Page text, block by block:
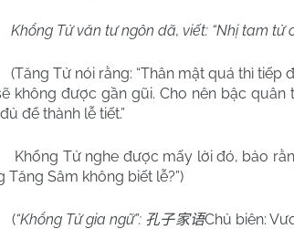
Khổng Tử văn tư ngôn dã, viết: “Nhị tam tử
(Tăng Tử nói rằng: “Thân mật quá thì
không được gần gũi. Cho nên bậc
để thành lễ tiết.”
Khổng Tử nghe được mấy lời đó, bảo
Tăng Sâm không biết lễ?”)
(“Khổng Tử gia ngữ”: 孔子家语Chủ biên: